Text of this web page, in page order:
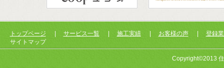
トップページ サービス一覧 施工実績 お客様の声
登録
サイトマップ
Copyright©2013